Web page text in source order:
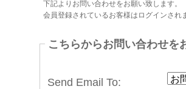
下記よりお問い合わせをお願い致します。
会員登録されているお客様はログインさ
こちらからお問い合わせを
Send Email To: